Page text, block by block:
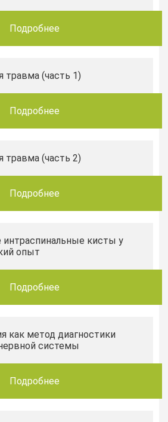
Подробнее
травма (часть 1)
Подробнее
травма (часть 2)
Подробнее
интраспинальные кисты у
опыт
Подробнее
как метод диагностики
системы
Подробнее